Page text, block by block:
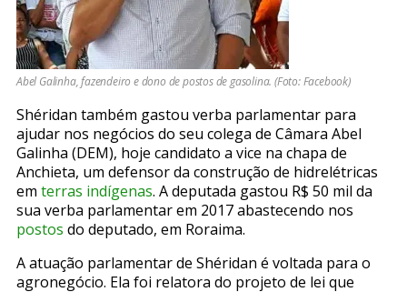
Abel Galinha, fazendeiro e dono de postos de gasolina. (Foto: Facebook)
Shéridan também gastou verba parlamentar para
ajudar nos negócios do seu colega de Câmara Abel
Galinha (DEM), hoje candidato a vice na chapa de
Anchieta, um defensor da construção de hidrelétricas
em terras indígenas. A deputada gastou R$ 50 mil da
sua verba parlamentar em 2017 abastecendo nos
postos do deputado, em Roraima.
A atuação parlamentar de Shéridan é voltada para o
agronegócio. Ela foi relatora do projeto de lei que